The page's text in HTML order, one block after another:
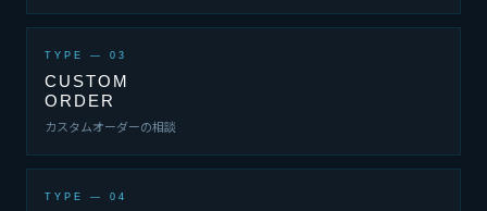
TYPE — 03
CUSTOM
ORDER
カスタムオーダーの相談
TYPE — 04